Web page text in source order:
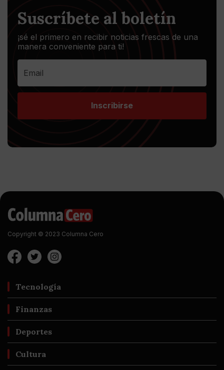
Suscríbete al boletín
¡sé el primero en recibir noticias frescas de una
manera conveniente para ti!
Inscribirse
Copyright © 2023 Columna Cero
Tecnología
Finanzas
Deportes
Cultura